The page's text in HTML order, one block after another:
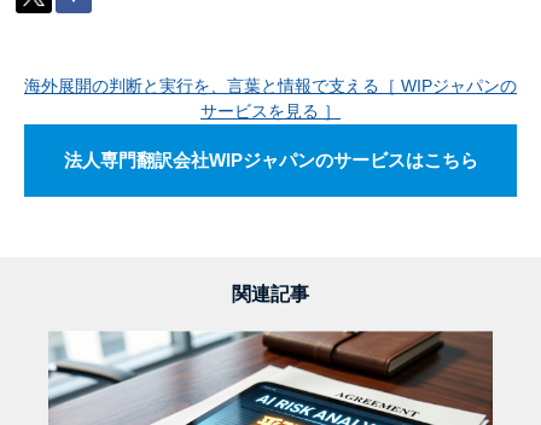
海外展開の判断と実行を、言葉と情報で支える［ WIPジャパンの
サービスを見る ］
法人専門翻訳会社WIPジャパンのサービスはこちら
関連記事